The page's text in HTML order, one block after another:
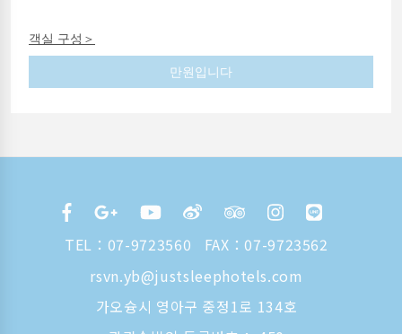
객실 구성＞
만원입니다
TEL： 07-9723560
FAX：07-9723562
rsvn.yb@justsleephotels.com
가오슝시 영아구 중정1로 134호